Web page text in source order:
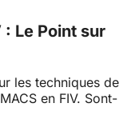
: Le Point sur
les techniques de
en FIV. Sont-